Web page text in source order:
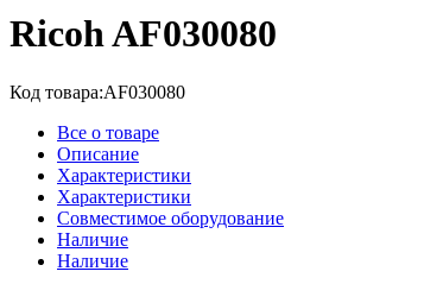
Ricoh AF030080
Код товара:AF030080
Все о товаре
Описание
Характеристики
Характеристики
Совместимое оборудование
Наличие
Наличие